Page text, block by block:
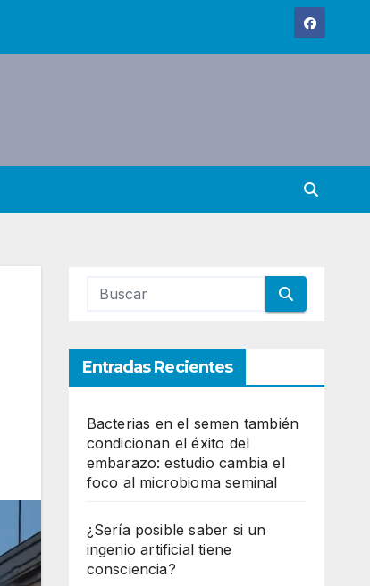
Entradas Recientes
Bacterias en el semen también
condicionan el éxito del
embarazo: estudio cambia el
foco al microbioma seminal
¿Sería posible saber si un
ingenio artificial tiene
consciencia?